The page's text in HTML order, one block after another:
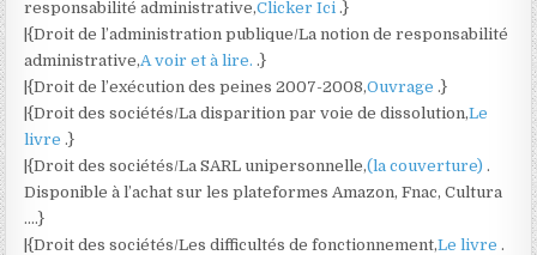
responsabilité administrative,Clicker Ici.}
|{Droit de l’administration publique/La notion de responsabilité
administrative,A voir et à lire..}
|{Droit de l’exécution des peines 2007-2008,Ouvrage.}
|{Droit des sociétés/La disparition par voie de dissolution,Le
livre.}
|{Droit des sociétés/La SARL unipersonnelle,(la couverture).
Disponible à l’achat sur les plateformes Amazon, Fnac, Cultura
….}
|{Droit des sociétés/Les difficultés de fonctionnement,Le livre.